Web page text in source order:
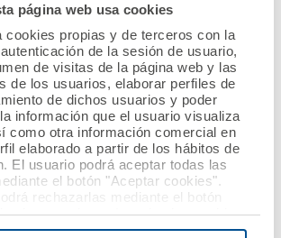
página web usa cookies
cookies propias y de terceros con la
de la sesión de usuario,
de visitas de la página web y las
de los usuarios, elaborar perfiles de
de dichos usuarios y poder
información que el usuario visualiza
como otra información comercial en
elaborado a partir de los hábitos de
El usuario podrá aceptar todas las
el botón "Aceptar cookies".
rechazarlas mediante el botón
se rechazarán todas las cookies
para permitir el acceso a los
de
Ver noticia